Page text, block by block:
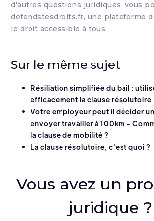
d'autres questions juridiques, vous
defendstesdroits.fr, une plateforme
le droit accessible à tous.
Sur le même sujet
Résiliation simplifiée du bail :
efficacement la clause résolutoire
Votre employeur peut il décider
envoyer travailler à 100km -
la clause de mobilité ?
La clause résolutoire, c'est quoi ?
Vous avez un
juridique ?